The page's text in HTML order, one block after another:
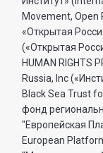
Movement,
«Открытая
(«Открытая
HUMAN RIGHTS
Russia, Inc
Black Sea Trust
фонд
"Европейская
European